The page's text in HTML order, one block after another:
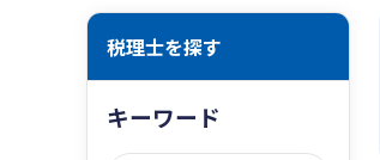
税理士を探す
キーワード